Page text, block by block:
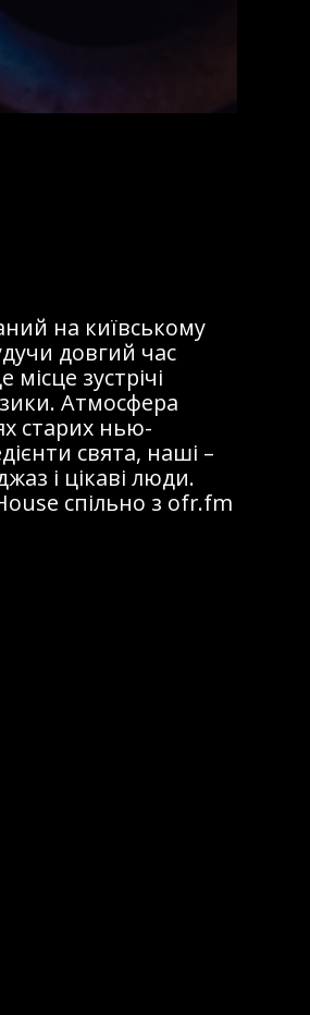
на київському
довгий час
зустрічі
Атмосфера
старих нью-
свята, наші –
і цікаві люди.
спільно з ofr.fm